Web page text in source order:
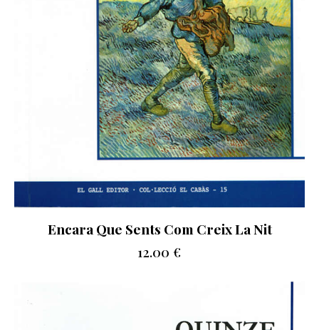
Encara Que Sents Com Creix La Nit
12.00 €